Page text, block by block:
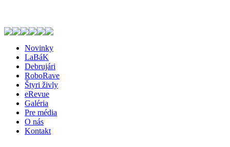
Novinky
LaBáK
Debrujári
RoboRave
Štyri živly
eRevue
Galéria
Pre média
O nás
Kontakt